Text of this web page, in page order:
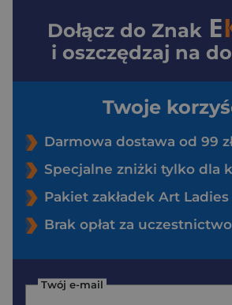
Dołącz do Znak
i oszczędzaj na
Twoje
Darmowa dostawa od 99
Specjalne zniżki tylko dla
Pakiet zakładek Art Ladies
Brak opłat za uczestnictwo
Twój e-mail